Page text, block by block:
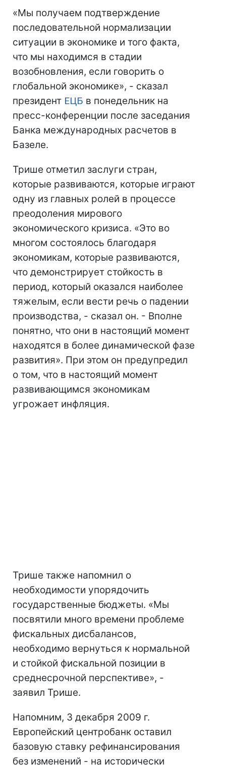
«Мы получаем подтверждение
последовательной нормализации
ситуации в экономике и того факта,
что мы находимся в стадии
возобновления, если говорить о
глобальной экономике», - сказал
президент ЕЦБ в понедельник на
пресс-конференции после заседания
Банка международных расчетов в
Базеле.
Трише отметил заслуги стран,
которые развиваются, которые играют
одну из главных ролей в процессе
преодоления мирового
экономического кризиса. «Это во
многом состоялось благодаря
экономикам, которые развиваются,
что демонстрирует стойкость в
период, который оказался наиболее
тяжелым, если вести речь о падении
производства, - сказал он. - Вполне
понятно, что они в настоящий момент
находятся в более динамической фазе
развития». При этом он предупредил
о том, что в настоящий момент
развивающимся экономикам
угрожает инфляция.
Трише также напомнил о
необходимости упорядочить
государственные бюджеты. «Мы
посвятили много времени проблеме
фискальных дисбалансов,
необходимо вернуться к нормальной
и стойкой фискальной позиции в
среднесрочной перспективе», -
заявил Трише.
Напомним, 3 декабря 2009 г.
Европейский центробанк оставил
базовую ставку рефинансирования
без изменений - на исторически